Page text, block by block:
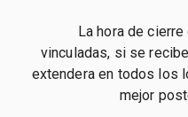
// La hora de
vinculadas, si se
extendera en todos los
mejor